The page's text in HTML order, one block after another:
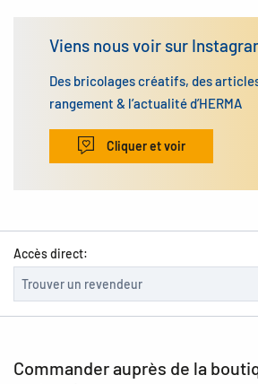
Viens nous voir sur
Des bricolages créatifs, des
rangement & l’actualité d’HERMA
Cliquer et voir
Accès direct:
Commander auprès de la